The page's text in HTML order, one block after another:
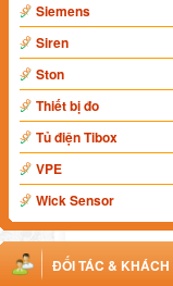
Siemens
Siren
Ston
Thiết bị đo
Tủ điện Tibox
VPE
Wick Sensor
ĐỐI TÁC &